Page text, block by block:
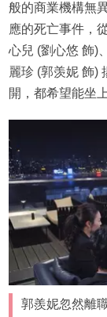
般的商業機構無
應的死亡事件，
心兒 (劉心悠 飾)
麗珍 (郭羡妮 飾)
開，都希望能坐
郭羨妮忽然離